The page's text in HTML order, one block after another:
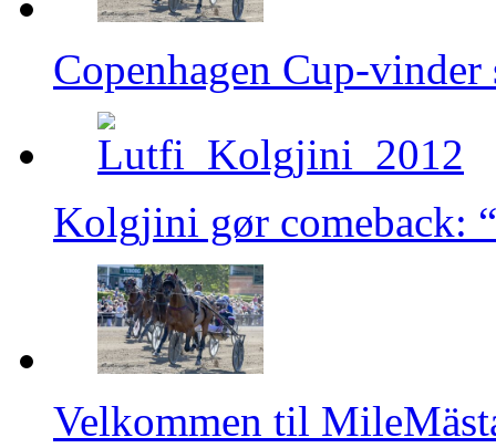
Copenhagen Cup-
Kolgjini gør comeback:
Velkommen til